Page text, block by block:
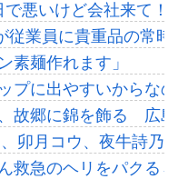
で悪いけど会社来て
従業員に貴重品の常時
素麺作れます」
プに出やすいからな
故郷に錦を飾る 広島
、卯月コウ、夜牛詩乃
救急のヘリをパクる→